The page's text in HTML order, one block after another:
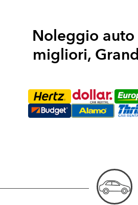
Noleggio auto
migliori,